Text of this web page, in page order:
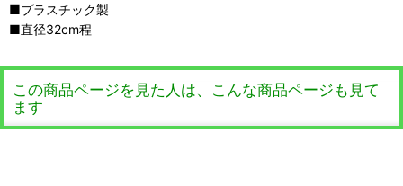
■プラスチック製
■直径32cm程
この商品ページを見た人は、こんな商品ページも見て
ます